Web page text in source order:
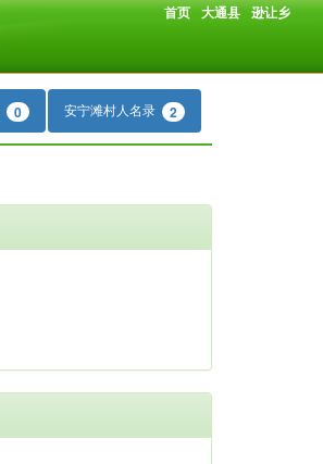
首页 大通县 逊让乡
0 安宁滩村人名录 2